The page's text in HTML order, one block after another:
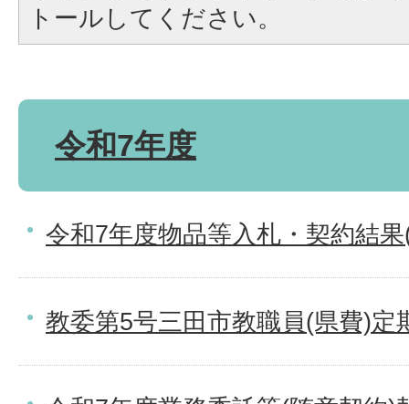
トールしてください。
令和7年度
令和7年度物品等入札・契約結
教委第5号三田市教職員(県費)定